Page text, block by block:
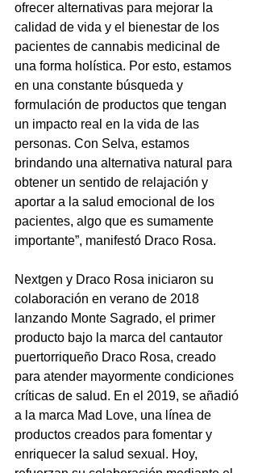
ofrecer alternativas para mejorar la
calidad de vida y el bienestar de los
pacientes de cannabis medicinal de
una forma holística. Por esto, estamos
en una constante búsqueda y
formulación de productos que tengan
un impacto real en la vida de las
personas. Con Selva, estamos
brindando una alternativa natural para
obtener un sentido de relajación y
aportar a la salud emocional de los
pacientes, algo que es sumamente
importante”, manifestó Draco Rosa.
Nextgen y Draco Rosa iniciaron su
colaboración en verano de 2018
lanzando Monte Sagrado, el primer
producto bajo la marca del cantautor
puertorriqueño Draco Rosa, creado
para atender mayormente condiciones
críticas de salud. En el 2019, se añadió
a la marca Mad Love, una línea de
productos creados para fomentar y
enriquecer la salud sexual. Hoy,